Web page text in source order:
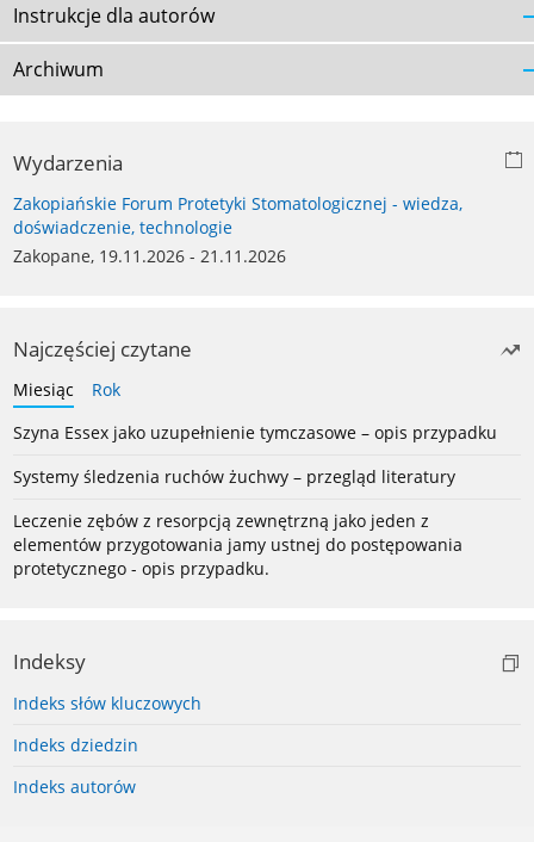
Instrukcje dla autorów
Archiwum
Wydarzenia
Zakopiańskie Forum Protetyki Stomatologicznej - wiedza,
doświadczenie, technologie
Zakopane, 19.11.2026 - 21.11.2026
Najczęściej czytane
Miesiąc
Rok
Szyna Essex jako uzupełnienie tymczasowe – opis przypadku
Systemy śledzenia ruchów żuchwy – przegląd literatury
Leczenie zębów z resorpcją zewnętrzną jako jeden z
elementów przygotowania jamy ustnej do postępowania
protetycznego - opis przypadku.
Indeksy
Indeks słów kluczowych
Indeks dziedzin
Indeks autorów